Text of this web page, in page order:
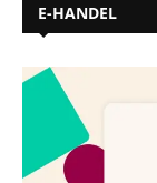
E-HANDEL